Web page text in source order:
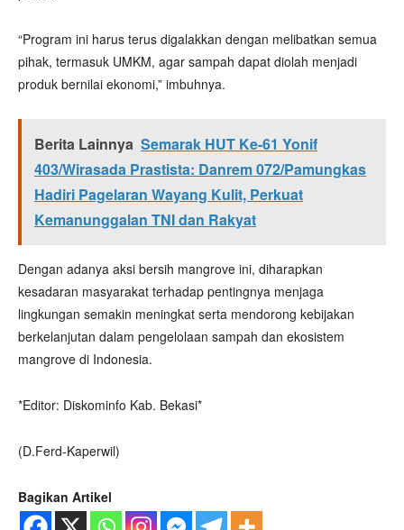
“Program ini harus terus digalakkan dengan melibatkan semua
pihak, termasuk UMKM, agar sampah dapat diolah menjadi
produk bernilai ekonomi,” imbuhnya.
Berita Lainnya Semarak HUT Ke-61 Yonif
403/Wirasada Prastista: Danrem 072/Pamungkas
Hadiri Pagelaran Wayang Kulit, Perkuat
Kemanunggalan TNI dan Rakyat
Dengan adanya aksi bersih mangrove ini, diharapkan
kesadaran masyarakat terhadap pentingnya menjaga
lingkungan semakin meningkat serta mendorong kebijakan
berkelanjutan dalam pengelolaan sampah dan ekosistem
mangrove di Indonesia.
*Editor: Diskominfo Kab. Bekasi*
(D.Ferd-Kaperwil)
Bagikan Artikel